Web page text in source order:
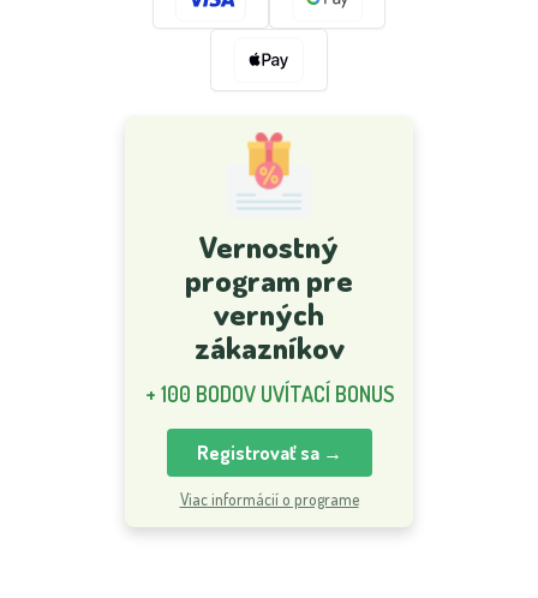
Vernostný
program pre
verných
zákazníkov
+ 100 BODOV UVÍTACÍ BONUS
Registrovať sa →
Viac informácií o programe